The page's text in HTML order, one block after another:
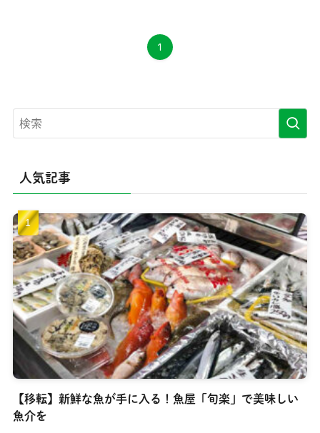
1
人気記事
【移転】新鮮な魚が手に入る！魚屋「旬楽」で美味しい
魚介を